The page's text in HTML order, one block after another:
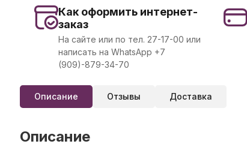
Как оформить интернет-
заказ
На сайте или по тел. 27-17-00 или
написать на WhatsApp +7
(909)-879-34-70
Описание Отзывы Доставка
Описание